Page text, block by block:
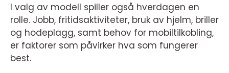
I valg av modell spiller også hverdagen en
rolle. Jobb, fritidsaktiviteter, bruk av hjelm, briller
og hodeplagg, samt behov for mobiltilkobling,
er faktorer som påvirker hva som fungerer
best.